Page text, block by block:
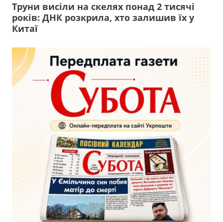
Труни висіли на скелях понад 2 тисячі
років: ДНК розкрила, хто залишив їх у
Китаї